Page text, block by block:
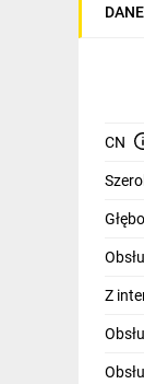
Dom i
Inne
CN
Z